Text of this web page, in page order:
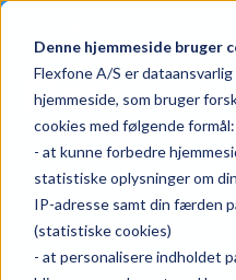
Denne hjemmeside bruger
Flexfone A/S er
hjemmeside, som bruger
cookies med følgende formål:
- at kunne forbedre
statistiske oplysninger om
IP-adresse samt din færden
(statistiske cookies)
- at personalisere indholdet